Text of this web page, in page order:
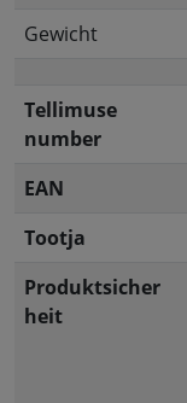
Gewicht
Tellimuse
number
EAN
Tootja
Produktsicher
heit